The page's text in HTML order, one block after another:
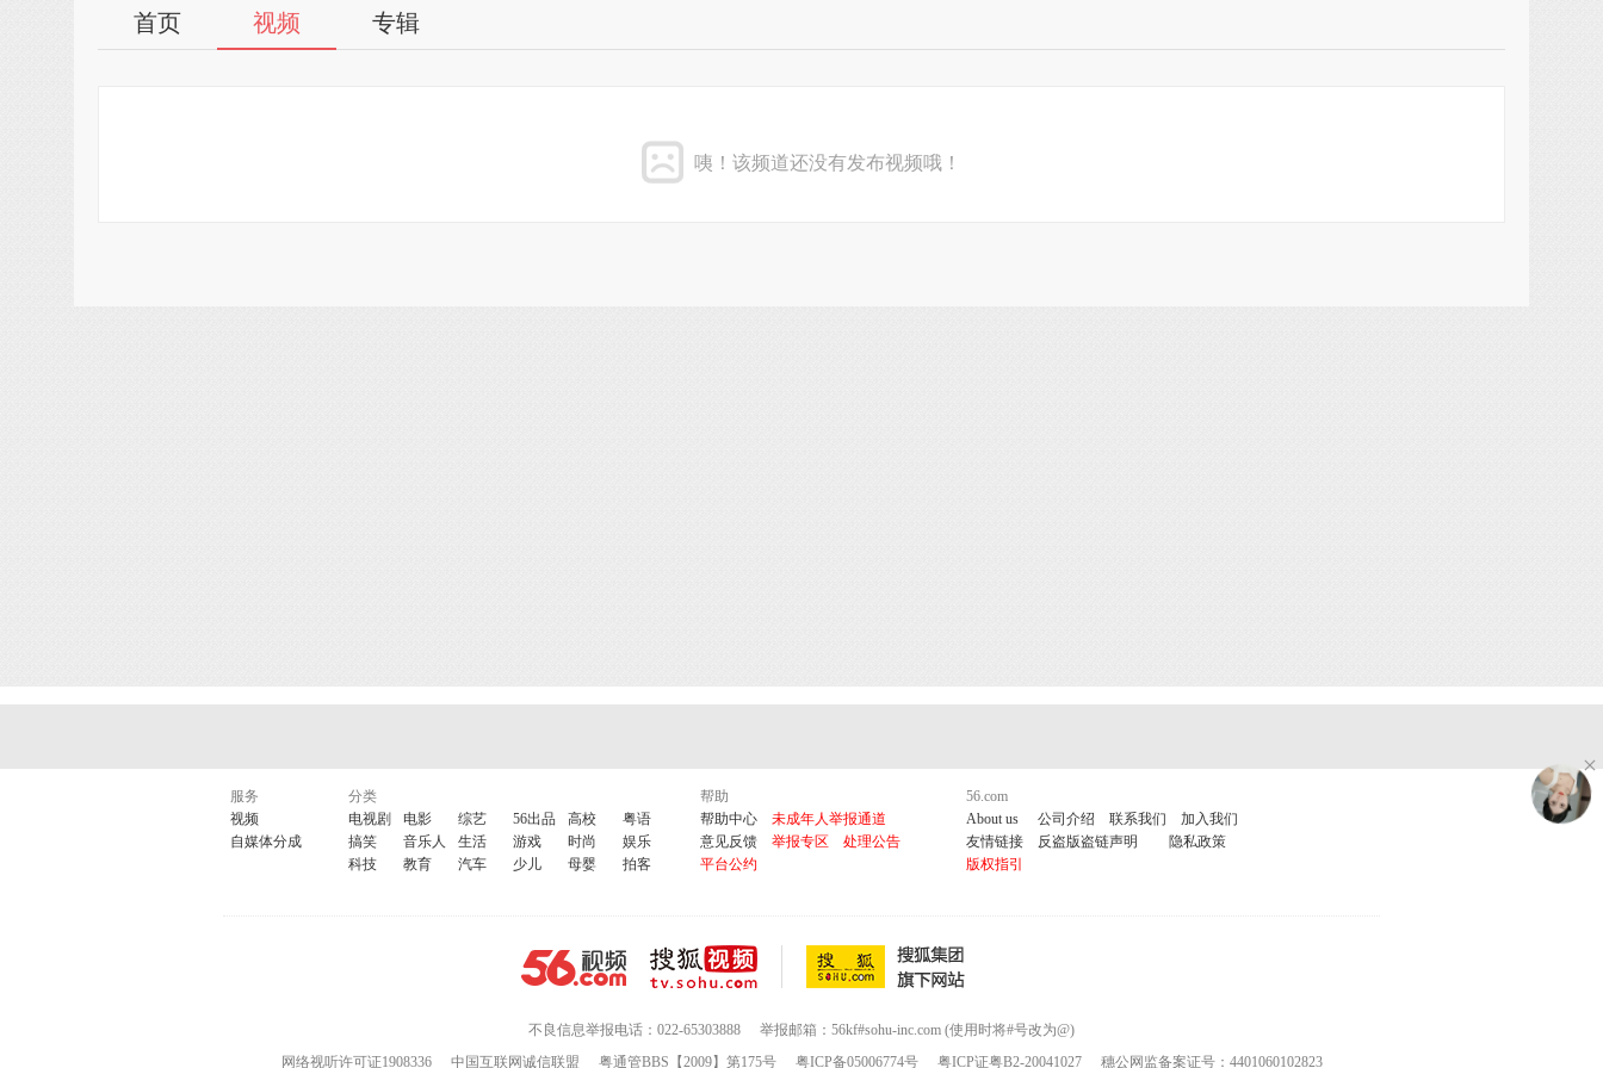
首页 视频 专辑
咦！该频道还没有发布视频哦！
服务
视频
自媒体分成
分类
电视剧
电影 综艺 56出品 高校
粤语
搞笑
音乐人 生活 游戏 时尚
娱乐
科技
教育 汽车 少儿 母婴 拍客
帮助
帮助中心
未成年人举报通道
意见反馈
举报专区
处理公告
平台公约
56.com
About us
公司介绍 联系我们
加入我们
友情链接
反盗版盗链声明
隐私政策
版权指引
不良信息举报电话：022-65303888
举报邮箱：56kf#sohu-inc.com (使用时将#号改为@)
网络视听许可证1908336
中国互联网诚信联盟 粤通管BBS【2009】第175号 粤ICP备05006774号 粤ICP证粤B2-20041027 穗公网监备案证号：4401060102823